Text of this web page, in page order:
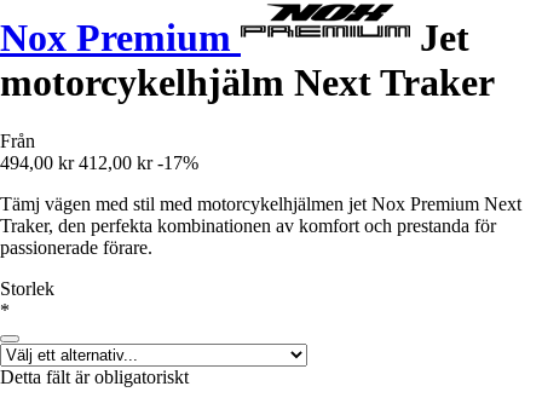
Nox Premium
Jet
motorcykelhjälm Next Traker
Från
494,00 kr 412,00 kr -17%
Tämj vägen med stil med motorcykelhjälmen jet Nox Premium Next
Traker, den perfekta kombinationen av komfort och prestanda för
passionerade förare.
Storlek
*
Detta fält är obligatoriskt